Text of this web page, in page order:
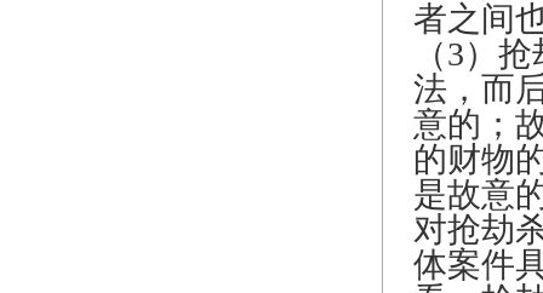
者之间
（3）
法，而
意的；
的财物
是故意
对抢劫
体案件